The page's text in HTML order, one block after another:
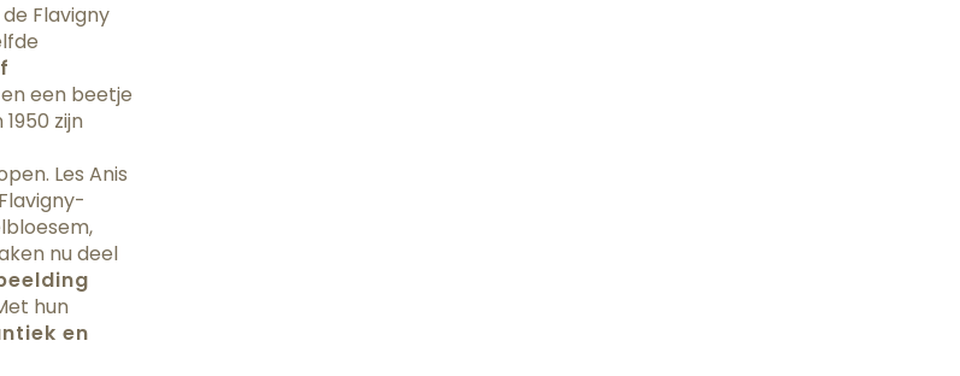
Flavigny
een beetje
zijn
Les Anis
nu deel
hun
en